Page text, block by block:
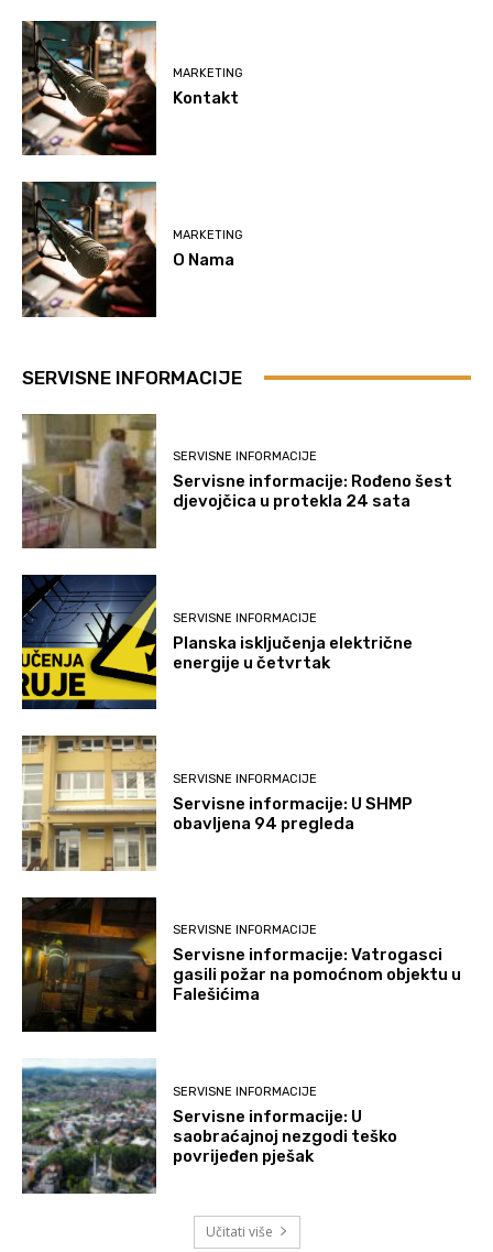
MARKETING
Kontakt
MARKETING
O Nama
SERVISNE INFORMACIJE
SERVISNE INFORMACIJE
Servisne informacije: Rođeno šest
djevojčica u protekla 24 sata
SERVISNE INFORMACIJE
Planska isključenja električne
energije u četvrtak
SERVISNE INFORMACIJE
Servisne informacije: U SHMP
obavljena 94 pregleda
SERVISNE INFORMACIJE
Servisne informacije: Vatrogasci
gasili požar na pomoćnom objektu u
Falešićima
SERVISNE INFORMACIJE
Servisne informacije: U
saobraćajnoj nezgodi teško
povrijeđen pješak
Učitati više